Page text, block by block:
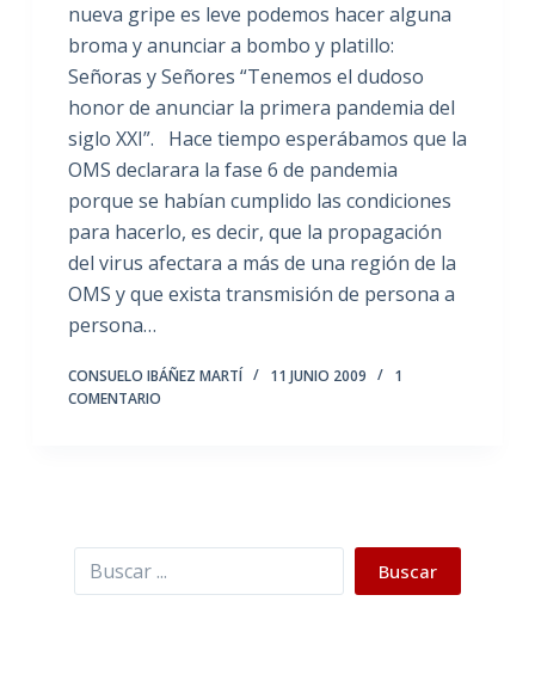
nueva gripe es leve podemos hacer alguna
broma y anunciar a bombo y platillo:
Señoras y Señores “Tenemos el dudoso
honor de anunciar la primera pandemia del
siglo XXI”. Hace tiempo esperábamos que la
OMS declarara la fase 6 de pandemia
porque se habían cumplido las condiciones
para hacerlo, es decir, que la propagación
del virus afectara a más de una región de la
OMS y que exista transmisión de persona a
persona…
CONSUELO IBÁÑEZ MARTÍ 11 JUNIO 2009
1
COMENTARIO
Buscar Buscar